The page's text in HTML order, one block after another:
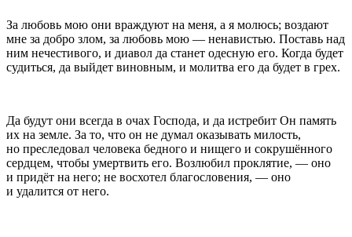
За любовь мою они враждуют на меня, а я молюсь; воздают
мне за добро злом, за любовь мою — ненавистью. Поставь над
ним нечестивого, и диавол да станет одесную его. Когда будет
судиться, да выйдет виновным, и молитва его да будет в грех.
Да будут они всегда в очах Господа, и да истребит Он память
их на земле. За то, что он не думал оказывать милость,
но преследовал человека бедного и нищего и сокрушённого
сердцем, чтобы умертвить его. Возлюбил проклятие, — оно
и придёт на него; не восхотел благословения, — оно
и удалится от него.